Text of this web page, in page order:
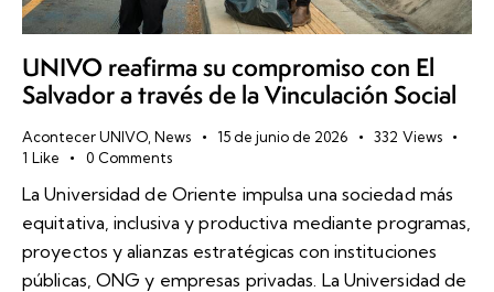
UNIVO reafirma su compromiso con El
Salvador a través de la Vinculación Social
Acontecer UNIVO News 15 de junio de 2026 332 Views
1 Like 0 Comments
La Universidad de Oriente impulsa una sociedad más
equitativa, inclusiva y productiva mediante programas,
proyectos y alianzas estratégicas con instituciones
públicas, ONG y empresas privadas. La Universidad de